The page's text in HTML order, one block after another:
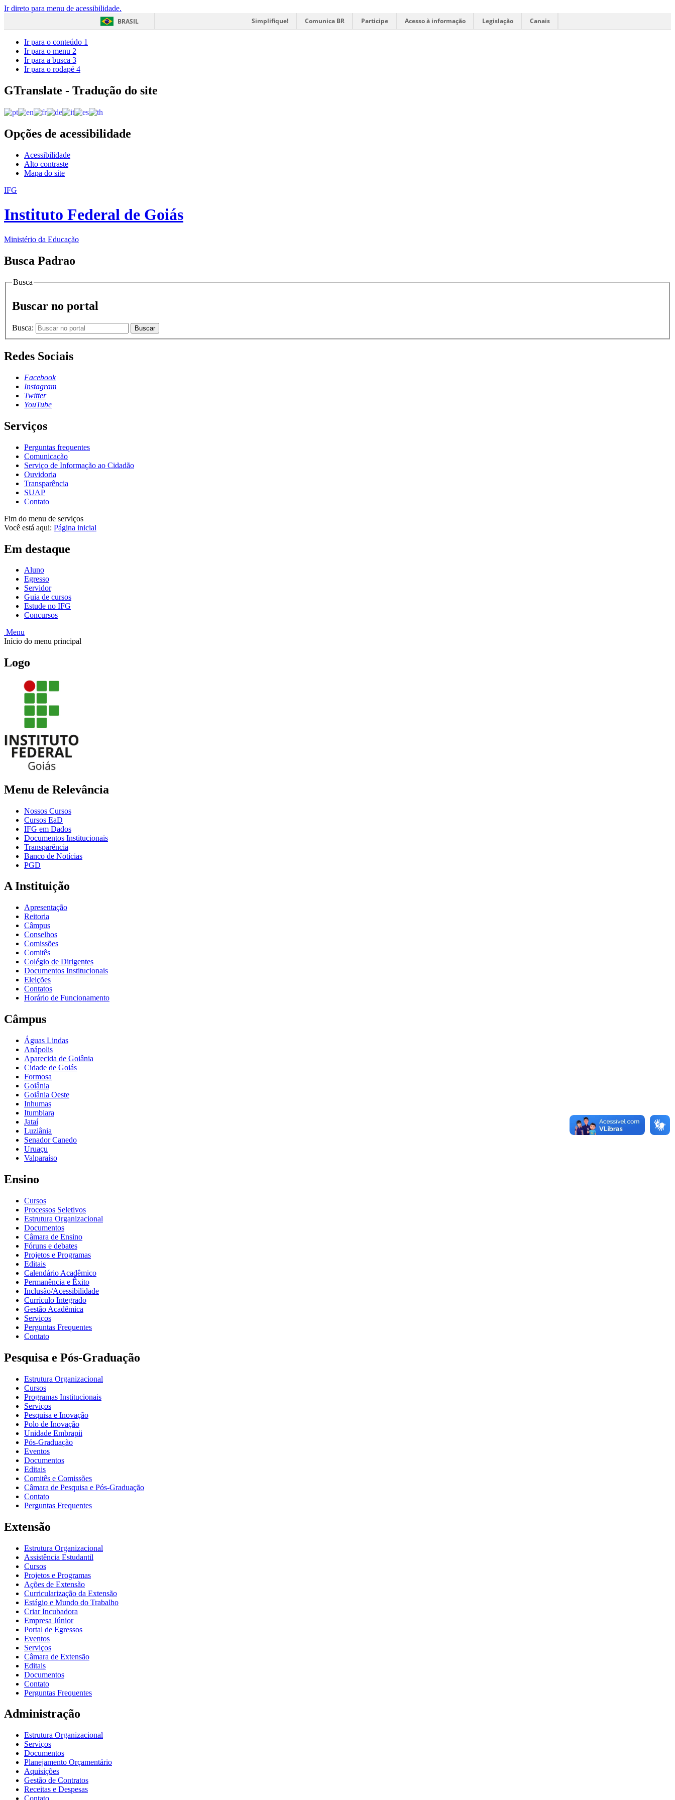
Ir direto para menu de acessibilidade.
BRASIL
Simplifique! Comunica BR Participe Acesso à informação Legislação Canais
Ir para o conteúdo 1
Ir para o menu 2
Ir para a busca 3
Ir para o rodapé 4
GTranslate - Tradução do site
Opções de acessibilidade
Acessibilidade
Alto contraste
Mapa do site
IFG
Instituto Federal de Goiás
Ministério da Educação
Busca Padrao
Busca
Buscar no portal
Busca: Buscar
Redes Sociais
Facebook
Instagram
Twitter
YouTube
Serviços
Perguntas frequentes
Comunicação
Serviço de Informação ao Cidadão
Ouvidoria
Transparência
SUAP
Contato
Fim do menu de serviços
Você está aqui: Página inicial
Em destaque
Aluno
Egresso
Servidor
Guia de cursos
Estude no IFG
Concursos
Menu
Início do menu principal
Logo
Menu de Relevância
Nossos Cursos
Cursos EaD
IFG em Dados
Documentos Institucionais
Transparência
Banco de Notícias
PGD
A Instituição
Apresentação
Reitoria
Câmpus
Conselhos
Comissões
Comitês
Colégio de Dirigentes
Documentos Institucionais
Eleições
Contatos
Horário de Funcionamento
Câmpus
Águas Lindas
Anápolis
Aparecida de Goiânia
Cidade de Goiás
Formosa
Goiânia
Goiânia Oeste
Inhumas
Itumbiara
Jataí
Luziânia
Senador Canedo
Uruaçu
Valparaíso
Ensino
Cursos
Processos Seletivos
Estrutura Organizacional
Documentos
Câmara de Ensino
Fóruns e debates
Projetos e Programas
Editais
Calendário Acadêmico
Permanência e Êxito
Inclusão/Acessibilidade
Currículo Integrado
Gestão Acadêmica
Serviços
Perguntas Frequentes
Contato
Pesquisa e Pós-Graduação
Estrutura Organizacional
Cursos
Programas Institucionais
Serviços
Pesquisa e Inovação
Polo de Inovação
Unidade Embrapii
Pós-Graduação
Eventos
Documentos
Editais
Comitês e Comissões
Câmara de Pesquisa e Pós-Graduação
Contato
Perguntas Frequentes
Extensão
Estrutura Organizacional
Assistência Estudantil
Cursos
Projetos e Programas
Ações de Extensão
Curricularização da Extensão
Estágio e Mundo do Trabalho
Criar Incubadora
Empresa Júnior
Portal de Egressos
Eventos
Serviços
Câmara de Extensão
Editais
Documentos
Contato
Perguntas Frequentes
Administração
Estrutura Organizacional
Serviços
Documentos
Planejamento Orçamentário
Aquisições
Gestão de Contratos
Receitas e Despesas